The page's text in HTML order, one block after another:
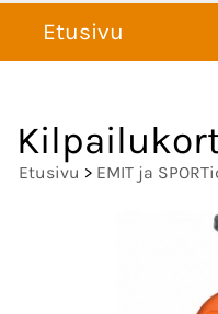
Etusivu
Etusivu > EMIT ja